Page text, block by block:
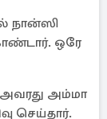
நான்ஸி
ஒரே
அவரது அம்மா
செய்தார்.